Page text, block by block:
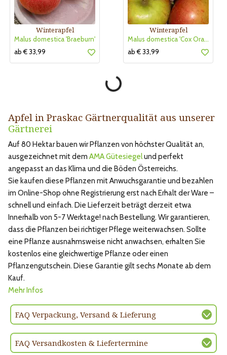
Winterapfel
Malus domestica 'Braeburn'
ab € 33,99
Winterapfel
Malus domestica 'Cox Orangen Renette'
ab € 33,99
Apfel in Praskac Gärtnerqualität aus unserer
Gärtnerei
Auf 80 Hektar bauen wir Pflanzen von höchster Qualität an,
ausgezeichnet mit dem AMA Gütesiegelund perfekt
angepasst an das Klima und die Böden Österreichs.
Sie kaufen diese Pflanzen mit Anwuchsgarantie und bezahlen
im Online-Shop ohne Registrierung erst nach Erhalt der Ware –
schnell und einfach. Die Lieferzeit beträgt derzeit etwa
Innerhalb von 5-7 Werktage! nach Bestellung. Wir garantieren,
dass die Pflanzen bei richtiger Pflege weiterwachsen. Sollte
eine Pflanze ausnahmsweise nicht anwachsen, erhalten Sie
kostenlos eine gleichwertige Pflanze oder einen
Pflanzengutschein. Diese Garantie gilt sechs Monate ab dem
Kauf.
Mehr Infos
FAQ Verpackung, Versand & Lieferung
FAQ Versandkosten & Liefertermine